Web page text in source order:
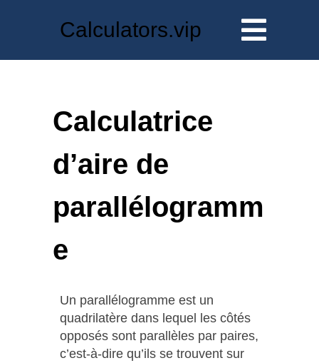
Calculators.vip
Calculatrice
d’aire de
parallélogramm
e
Un parallélogramme est un
quadrilatère dans lequel les côtés
opposés sont parallèles par paires,
c’est-à-dire qu’ils se trouvent sur